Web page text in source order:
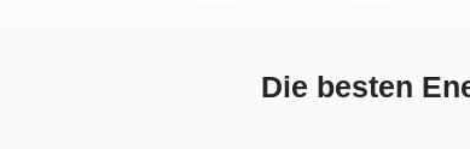
Die besten